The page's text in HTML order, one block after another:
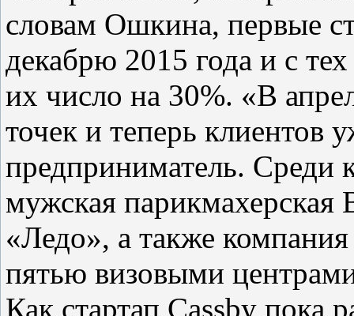
словам Ошкина, первые
декабрю 2015 года и с
их число на 30%. «В
точек и теперь
предприниматель. Среди
мужская парикмахерская
«Ледо», а также
пятью визовыми
Как стартап Cassby пока